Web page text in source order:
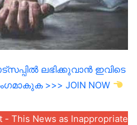
ലഭിക്കുവാൻ ഇവിടെ
>>> JOIN NOW
- This News as Inappropriate